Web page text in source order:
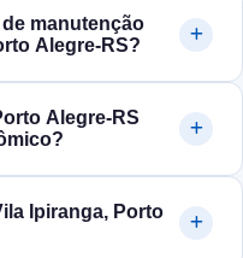
manutenção
Alegre‑RS?
Alegre‑RS
Ipiranga, Porto